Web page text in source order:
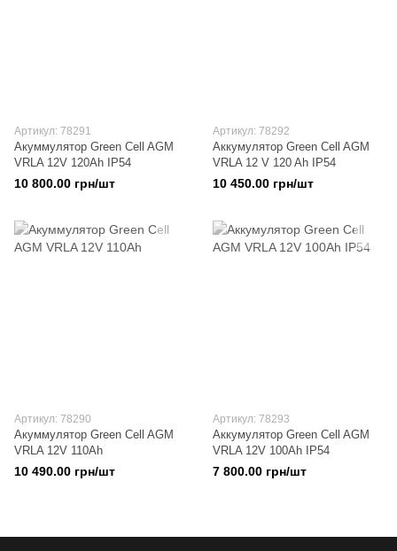
Артикул: 78291
Акуммулятор Green Cell AGM
VRLA 12V 120Ah IP54
10 800.00 грн/шт
Артикул: 78292
Аккумулятор Green Cell AGM
VRLA 12 V 120 Ah IP54
10 450.00 грн/шт
Артикул: 78290
Акуммулятор Green Cell AGM
VRLA 12V 110Ah
10 490.00 грн/шт
Артикул: 78293
Аккумулятор Green Cell AGM
VRLA 12V 100Ah IP54
7 800.00 грн/шт